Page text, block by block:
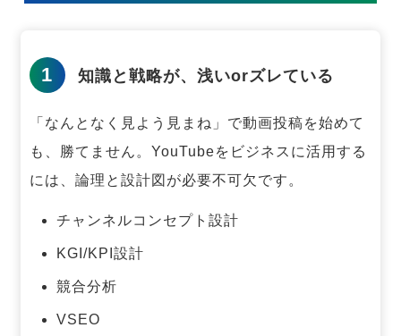
1 知識と戦略が、浅いorズレている
「なんとなく見よう見まね」で動画投稿を始めて
も、勝てません。 YouTubeをビジネスに活用する
には、論理と設計図が必要不可欠です。
チャンネルコンセプト設計
KGI/KPI設計
競合分析
VSEO